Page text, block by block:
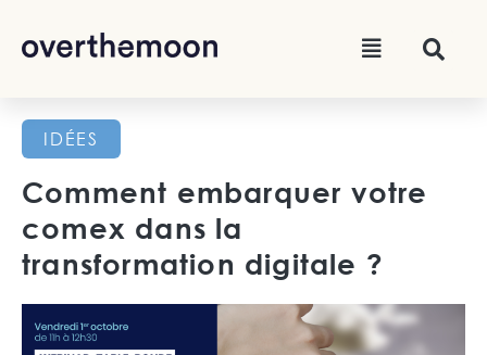
IDÉES
Comment embarquer votre
comex dans la
transformation digitale ?